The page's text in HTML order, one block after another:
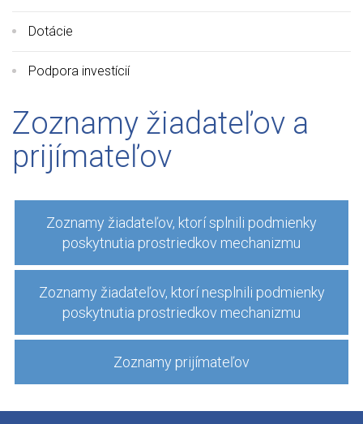
Dotácie
Podpora investícií
Zoznamy žiadateľov a
prijímateľov
Zoznamy žiadateľov, ktorí splnili podmienky
poskytnutia prostriedkov mechanizmu
Zoznamy žiadateľov, ktorí nesplnili podmienky
poskytnutia prostriedkov mechanizmu
Zoznamy prijímateľov